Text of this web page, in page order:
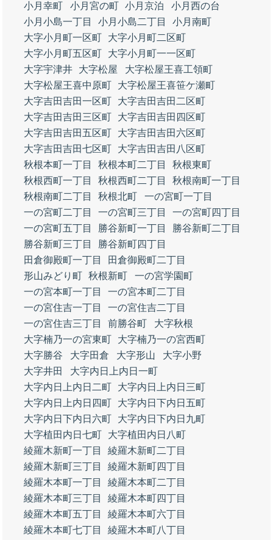
小月幸町
小月宮の町 小月京泊
小月西の台
小月小島一丁目
小月小島二丁目
小月南町
大字小月町一区町
大字小月町二区町
大字小月町五区町
大字小月町一一区町
大字宇津井
大字松屋
大字松屋王喜工領町
大字松屋王喜中原町
大字松屋王喜笹ケ瀬町
大字吉田吉田一区町
大字吉田吉田二区町
大字吉田吉田三区町
大字吉田吉田四区町
大字吉田吉田五区町
大字吉田吉田六区町
大字吉田吉田七区町
大字吉田吉田八区町
秋根本町一丁目
秋根本町二丁目
秋根東町
秋根西町一丁目
秋根西町二丁目
秋根南町一丁目
秋根南町二丁目
秋根北町
一の宮町一丁目
一の宮町二丁目
一の宮町三丁目
一の宮町四丁目
一の宮町五丁目
勝谷新町一丁目
勝谷新町二丁目
勝谷新町三丁目
勝谷新町四丁目
田倉御殿町一丁目
田倉御殿町二丁目
形山みどり町 秋根新町
一の宮学園町
一の宮本町一丁目
一の宮本町二丁目
一の宮住吉一丁目
一の宮住吉二丁目
一の宮住吉三丁目
前勝谷町
大字秋根
大字楠乃一の宮東町
大字楠乃一の宮西町
大字勝谷
大字田倉 大字形山
大字小野
大字井田
大字内日上内日一町
大字内日上内日二町
大字内日上内日三町
大字内日上内日四町
大字内日下内日五町
大字内日下内日六町
大字内日下内日九町
大字植田内日七町
大字植田内日八町
綾羅木新町一丁目
綾羅木新町二丁目
綾羅木新町三丁目
綾羅木新町四丁目
綾羅木本町一丁目
綾羅木本町二丁目
綾羅木本町三丁目
綾羅木本町四丁目
綾羅木本町五丁目
綾羅木本町六丁目
綾羅木本町七丁目
綾羅木本町八丁目